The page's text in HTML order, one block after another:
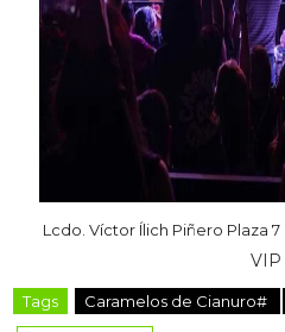
Lcdo. Víctor Ílich Piñero Plaza 7
VIP
Tags Caramelos de Cianuro#